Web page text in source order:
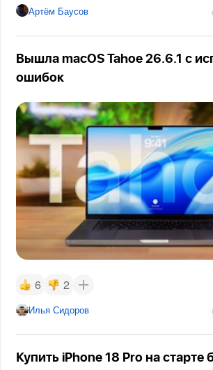
Артём Баусов
Вышла macOS Tahoe 26.6.1 с
ошибок
6 2
Илья Сидоров
Купить iPhone 18 Pro на старте